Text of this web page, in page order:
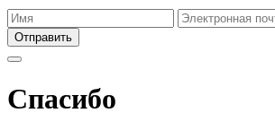
Отправить
Спасибо